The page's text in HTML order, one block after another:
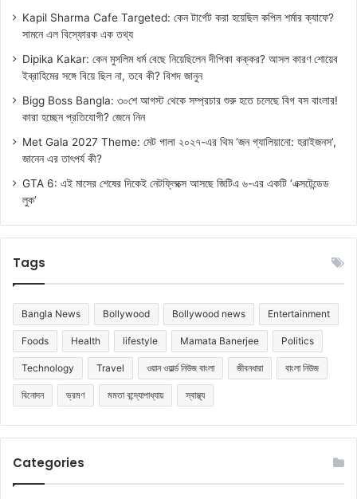
Kapil Sharma Cafe Targeted: কেন টার্গেট করা হয়েছিল কপিল শর্মার ক্যাফে?
সামনে এল বিস্ফোরক এক তথ্য
Dipika Kakar: কেন মুসলিম ধর্ম বেছে নিয়েছিলেন দীপিকা কক্কর? আসল কারণ শোয়েব
ইব্রাহিমের সঙ্গে বিয়ে ছিল না, তবে কী? বিশদ জানুন
Bigg Boss Bangla: ৩০শে আগস্ট থেকে সম্প্রচার শুরু হতে চলেছে বিগ বস বাংলার!
কারা হচ্ছেন প্রতিযোগী? জেনে নিন
Met Gala 2027 Theme: মেট গালা ২০২৭-এর থিম ‘জন গ্যালিয়ানো: হরাইজনস’,
জানেন এর তাৎপর্য কী?
GTA 6: এই মাসের শেষের দিকেই নেটফ্লিক্সে আসছে জিটিএ ৬-এর একটি ‘এক্সটেন্ডেড
লুক’
Tags
Bangla News Bollywood Bollywood news Entertainment
Foods Health lifestyle Mamata Banerjee Politics
Technology Travel ওয়ান ওয়ার্ল্ড নিউজ বাংলা জীবনধারা বাংলা নিউজ
বিনোদন ভ্রমণ মমতা বন্দ্যোপাধ্যায় স্বাস্থ্য
Categories